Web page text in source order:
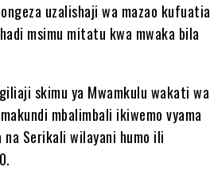
uzalishaji wa mazao kufuatia
msimu mitatu kwa mwaka bila
skimu ya Mwamkulu wakati wa
mbalimbali ikiwemo vyama
Serikali wilayani humo ili